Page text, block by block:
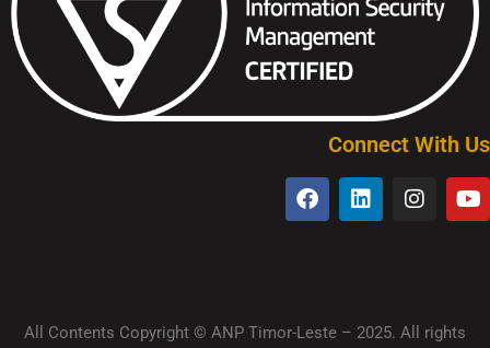
Connect With Us
All Contents Copyright © ANP Timor-Leste – 2025. All rights